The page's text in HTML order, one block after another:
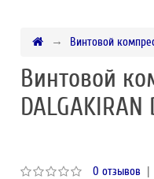
Винтовой
Винтовой
0 отзывов |